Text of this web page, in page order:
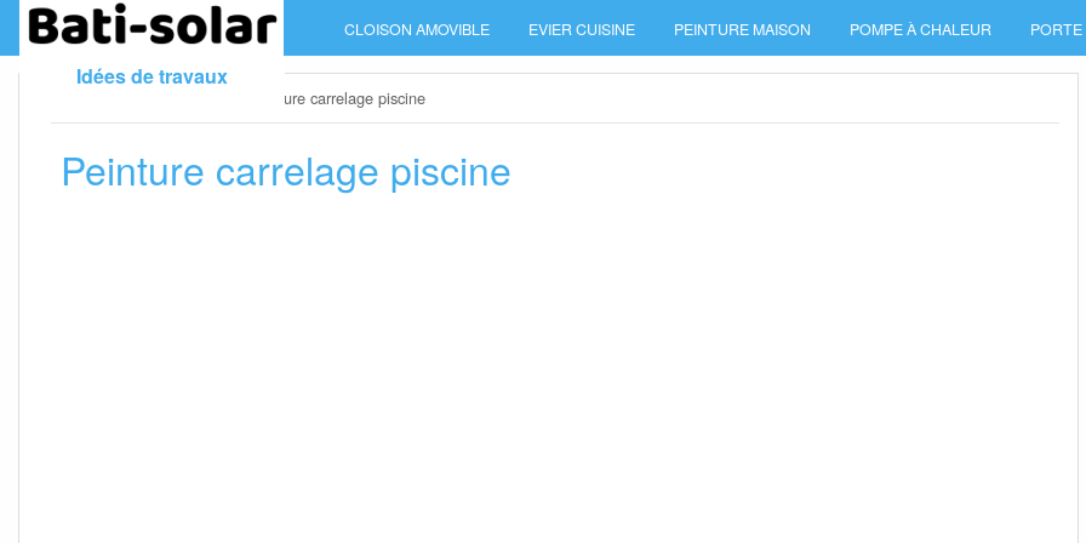
Skip
Idées de travaux
CLOISON AMOVIBLE EVIER CUISINE PEINTURE MAISON POMPE À CHALEUR
Peinture carrelage piscine
Peinture carrelage piscine